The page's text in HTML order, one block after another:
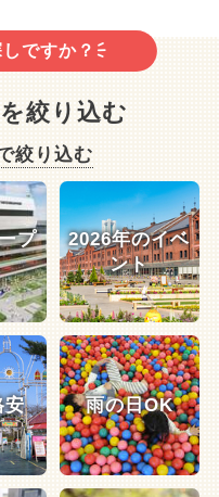
ですか？
絞り込む
絞り込む
プ
2026年のイベ
ント
安 雨の日OK